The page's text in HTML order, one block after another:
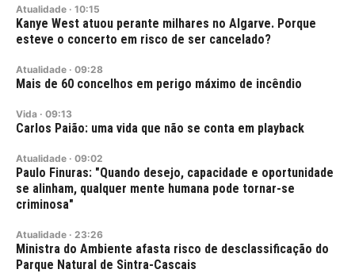
Atualidade · 10:15
Kanye West atuou perante milhares no Algarve. Porque
esteve o concerto em risco de ser cancelado?
Atualidade · 09:28
Mais de 60 concelhos em perigo máximo de incêndio
Vida · 09:13
Carlos Paião: uma vida que não se conta em playback
Atualidade · 09:02
Paulo Finuras: "Quando desejo, capacidade e oportunidade
se alinham, qualquer mente humana pode tornar-se
criminosa"
Atualidade · 23:26
Ministra do Ambiente afasta risco de desclassificação do
Parque Natural de Sintra-Cascais